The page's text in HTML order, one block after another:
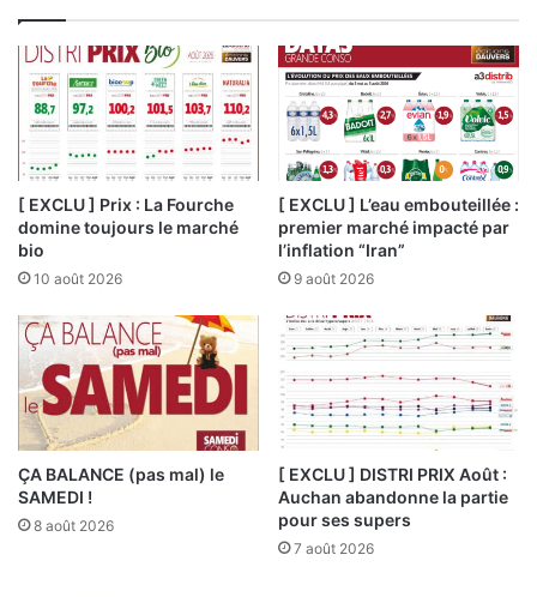
[ EXCLU ] Prix : La Fourche
domine toujours le marché
bio
10 août 2026
[ EXCLU ] L’eau embouteillée :
premier marché impacté par
l’inflation “Iran”
9 août 2026
ÇA BALANCE (pas mal) le
SAMEDI !
8 août 2026
[ EXCLU ] DISTRI PRIX Août :
Auchan abandonne la partie
pour ses supers
7 août 2026